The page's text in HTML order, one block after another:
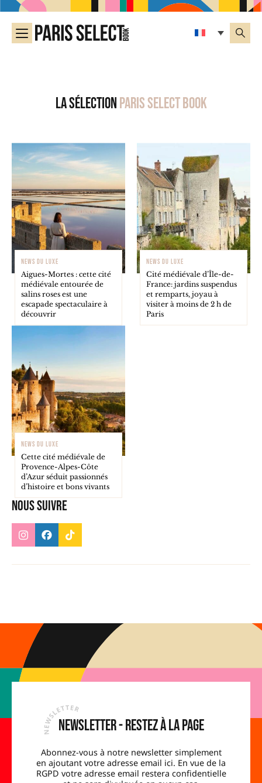
La sélectionParis Select Book
Nous suivre
NEWS DU LUXE
Aigues-Mortes : cette cité
médiévale entourée de
salins roses est une
escapade spectaculaire à
découvrir
NEWS DU LUXE
Cité médiévale d’Île-de-
France: jardins suspendus
et remparts, joyau à
visiter à moins de 2 h de
Paris
NEWS DU LUXE
Cette cité médiévale de
Provence-Alpes-Côte
d’Azur séduit passionnés
d’histoire et bons vivants
Newsletter - Restez à la page
Abonnez-vous à notre newsletter simplement
en ajoutant votre adresse email ici. En vue de la
RGPD votre adresse email restera confidentielle